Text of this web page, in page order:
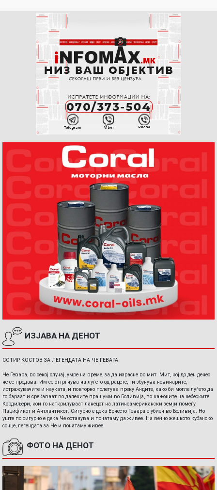
ИЗЈАВА НА ДЕНОТ
СОТИР КОСТОВ ЗА ЛЕГЕНДАТА НА ЧЕ ГЕВАРА
Че Гевара, во секој случај, умре на време, за да израсне во мит. Мит, кој до ден денес
не се предава. Им се оттргнува на луѓето од рацете, ги збунува новинарите,
истражувачите и науката, и повторно полетува преку Андите, како би могле луѓето да
го бараат и среќаваат во далеките прашуми во Боливија, во кањоните на небеските
Кордиљери, кои го наткрилуваат ланецот на латиноамерикански земји помеѓу
Пацификот и Антлантикот. Сигурно е дека Ернесто Гевара е убиен во Боливија. Но
уште по сигурно е дека Че останува и понатаму да живее. На вечно жешкото кубанско
сонце, легендата за Че и понатаму живее.
ФОТО НА ДЕНОТ